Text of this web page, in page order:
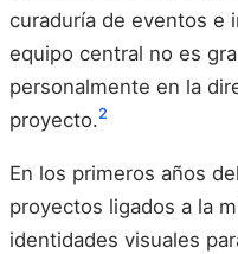
curaduría de eventos e
equipo central no es
personalmente en la
proyecto.2
En los primeros años
proyectos ligados a la
identidades visuales